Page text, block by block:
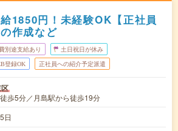
1850円！未経験OK【正社員
作成など
別途支給あり 土日祝日が休み
登録OK 正社員への紹介予定派遣
歩5分／月島駅から徒歩19分
日